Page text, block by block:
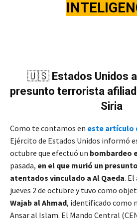
🇺🇸 Estados Unidos
presunto terrorista
Siria
Como te contamos en este artículo
Ejército de Estados Unidos informó
octubre que efectuó un bombardeo
pasada, en el que murió un
atentados vinculado a Al Qaeda. El
jueves 2 de octubre y tuvo como
Wajab al Ahmad, identificado como
Ansar al Islam. El Mando Central